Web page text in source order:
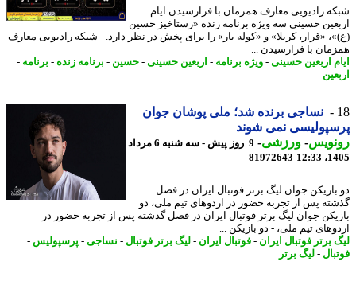
رادیویی معارف همزمان با فرارسیدن ایام
حسینی سه ویژه برنامه زنده «رستاخیز حسین
«قرار، کربلا» و «کوله بار» را برای پخش در نظر دارد. - شبکه رادیویی معارف
با فرارسیدن ...
اربعین حسینی-ویژه برنامه -اربعین حسینی-حسین-برنامه زنده -برنامه -
نساجی برنده شد؛ ملی پوشان جوان
نمی شوند
-ورزشی-
9 روز پیش - سه شنبه 6 مرداد
81972643
جوان لیگ برتر فوتبال ایران در فصل
پس از تجربه حضور در اردوهای تیم ملی، دو
جوان لیگ برتر فوتبال ایران در فصل گذشته پس از تجربه حضور در
تیم ملی، - دو بازیکن ...
برتر فوتبال ایران - فوتبال ایران - لیگ برتر فوتبال-نساجی-پرسپولیس-
-لیگ برتر